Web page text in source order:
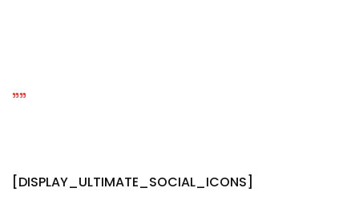
""
[DISPLAY_ULTIMATE_SOCIAL_ICONS]